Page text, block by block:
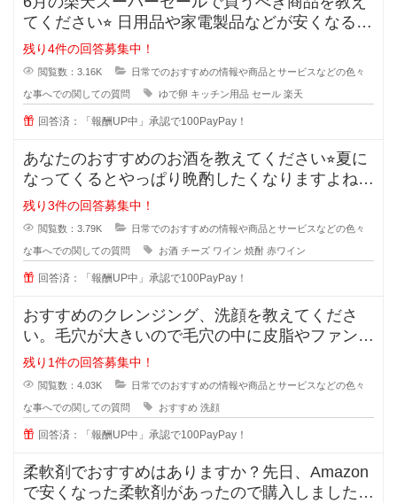
てください⭐︎ 日用品や家電製品などが安くなる楽
天スーパ
残り4件の回答募集中！
閲覧数：3.16K 日常でのおすすめの情報や商品とサービスなどの色々
な事へでの関しての質問 ゆで卵 キッチン用品 セール 楽天
回答済：「報酬UP中」承認で100PayPay！
あなたのおすすめのお酒を教えてください⭐︎夏に
なってくるとやっぱり晩酌したくなりますよね。
でも糖質などが気
残り3件の回答募集中！
閲覧数：3.79K 日常でのおすすめの情報や商品とサービスなどの色々
な事へでの関しての質問 お酒 チーズ ワイン 焼酎 赤ワイン
回答済：「報酬UP中」承認で100PayPay！
おすすめのクレンジング、洗顔を教えてくださ
い。毛穴が大きいので毛穴の中に皮脂やファンデ
ーションが残りやすいです。
残り1件の回答募集中！
閲覧数：4.03K 日常でのおすすめの情報や商品とサービスなどの色々
な事へでの関しての質問 おすすめ 洗顔
回答済：「報酬UP中」承認で100PayPay！
柔軟剤でおすすめはありますか？先日、Amazon
で安くなった柔軟剤があったので購入しました